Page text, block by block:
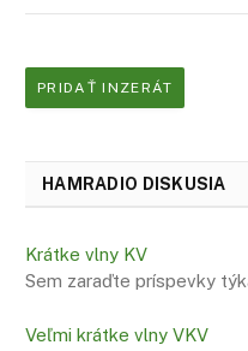
PRIDAŤ INZERÁT
HAMRADIO DISKUSIA
Krátke vlny KV
Sem zaraďte príspevky
Veľmi krátke vlny VKV